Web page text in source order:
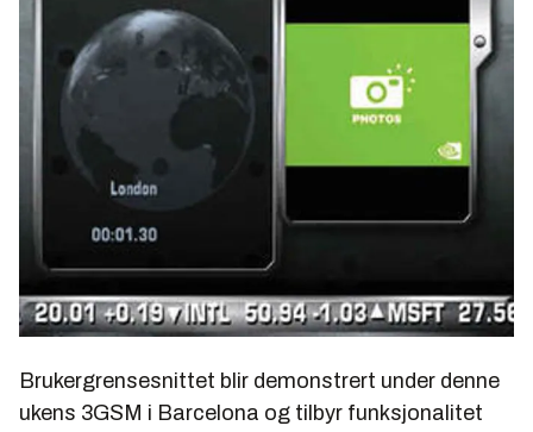
Brukergrensesnittet blir demonstrert under denne
ukens 3GSM i Barcelona og tilbyr funksjonalitet